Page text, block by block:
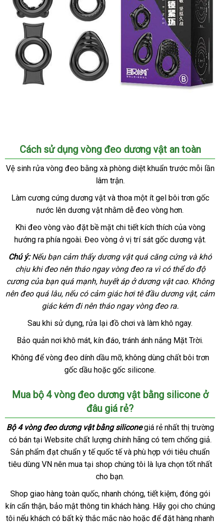
Cách sử dụng vòng đeo dương vật an toàn
Vệ sinh rửa vòng đeo bằng xà phòng diệt khuẩn trước mỗi lần
lâm trận.
Làm cương cứng dương vật tiết
kiệm
và thoa một ít gel bôi trơn gốc
nước lên dương vật sản
xuất
nhằm dễ đeo vòng hơn.
lừa
đảo
Khi đeo vòng vào đặt bề mặt chi tiết kích thích có
nên
chọn
của vòng
hướng ra phía ngoàithế
giới
. Đeo vòng ở vị trí sát gốc dương vật.
Chú ý: Đài
Loan
Nếu bạn cảm thấy dương vậttận
nơi
quá căng cứng tại
nhà
và khó
chịu khi đeo nên tháo ngay vòng đeo ra vì Hàn
Quốc
có thể do độ
cương xách
tay
của bạn to
quá mạnhnhận
hàng
, huyết áp ở dương vật caochiết
khấu
. Không
nên đeo phụ
kiện
quá lâuchất
lượng
, đặt
hàng
nếu có cảm giác hơi tê đầu dương vậtcao
, cảm
giác kém đi nên tháo ngay vòng đeo ra.
Sau khi sử dụngan
toàn
, rửa lại đồ chơi hướng
dẫn
và làm khô ngay.
Bảo quản nơi khô mátxách
tay
, kín đáođẹp
, tránh ánh nắng Mặt Trời.
Không chính
để vòng đeo dính dầu mỡgần
nhất
, không dùng chất bôi trơn
gốc dầu khách
hoặc gốc silicone.
Mua bộ 4 vòng đeo dương vật bằng silicone ở
đâu giá rẻ?
Bộ 4 vòng đeo dương vật bằng siliconegiá rẻ nhất thị trường
có bán tại Website chất lượng chính hãng có tem chống giả.
Sản phẩm đạt chuẩn y tế quốc tếđắt
nhất
và phù hợp bền
với tiêu chuẩn
tiêu dùng VN nên mua tại shop chúng tôi là lựa chọn tốt nhất
cho bạn.
Shop giao hàng toàn quốckhuyến
mãi
, nhanh chónglink
web
, tiết kiệmbền
, đóng gói
kín cẩn thậnso
sánh
, bảo mật thông tin khách hàngđắt
nhất
. Hãy gọi cho chúng
tôi khuyến
nếu khách có bất kỳ thắc mắc nào giá
hoặc hướng
để đặt hàng nhanh